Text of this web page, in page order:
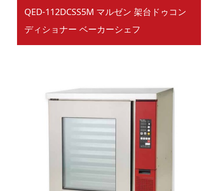
QED-112DCSS5M マルゼン 架台ドゥコン
ディショナー ベーカーシェフ